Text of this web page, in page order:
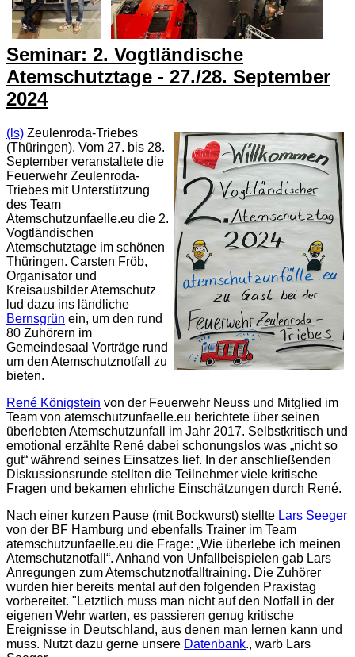
Seminar: 2. Vogtländische
Atemschutztage - 27./28. September
2024
(ls) Zeulenroda-Triebes
(Thüringen). Vom 27. bis 28.
September veranstaltete die
Feuerwehr Zeulenroda-
Triebes mit Unterstützung
des Team
Atemschutzunfaelle.eu die 2.
Vogtländischen
Atemschutztage im schönen
Thüringen. Carsten Fröb,
Organisator und
Kreisausbilder Atemschutz
lud dazu ins ländliche
Bernsgrün ein, um den rund
80 Zuhörern im
Gemeindesaal Vorträge rund
um den Atemschutznotfall zu
bieten.
René Königstein von der Feuerwehr Neuss und Mitglied im
Team von atemschutzunfaelle.eu berichtete über seinen
überlebten Atemschutzunfall im Jahr 2017. Selbstkritisch und
emotional erzählte René dabei schonungslos was „nicht so
gut“ während seines Einsatzes lief. In der anschließenden
Diskussionsrunde stellten die Teilnehmer viele kritische
Fragen und bekamen ehrliche Einschätzungen durch René.
Nach einer kurzen Pause (mit Bockwurst) stellte Lars Seeger
von der BF Hamburg und ebenfalls Trainer im Team
atemschutzunfaelle.eu die Frage: „Wie überlebe ich meinen
Atemschutznotfall“. Anhand von Unfallbeispielen gab Lars
Anregungen zum Atemschutznotfalltraining. Die Zuhörer
wurden hier bereits mental auf den folgenden Praxistag
vorbereitet. "Letztlich muss man nicht auf den Notfall in der
eigenen Wehr warten, es passieren genug kritische
Ereignisse in Deutschland, aus denen man lernen kann und
muss. Nutzt dazu gerne unsere Datenbank., warb Lars